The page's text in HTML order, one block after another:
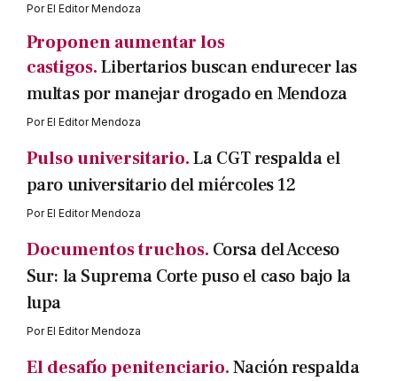
PorEl Editor Mendoza
Proponen aumentar los
castigos.Libertarios buscan endurecer las
multas por manejar drogado en Mendoza
PorEl Editor Mendoza
Pulso universitario.La CGT respalda el
paro universitario del miércoles 12
PorEl Editor Mendoza
Documentos truchos. Corsa del Acceso
Sur: la Suprema Corte puso el caso bajo la
lupa
PorEl Editor Mendoza
El desafío penitenciario.Nación respalda